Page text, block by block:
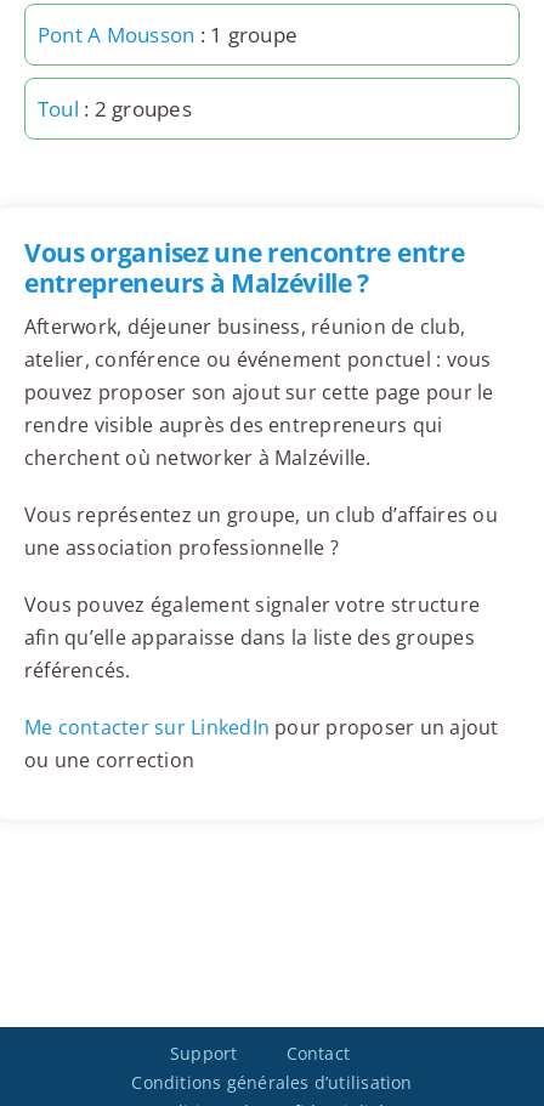
Pont A Mousson : 1 groupe
Toul : 2 groupes
Vous organisez une rencontre entre
entrepreneurs à Malzéville ?
Afterwork, déjeuner business, réunion de club,
atelier, conférence ou événement ponctuel : vous
pouvez proposer son ajout sur cette page pour le
rendre visible auprès des entrepreneurs qui
cherchent où networker à Malzéville.
Vous représentez un groupe, un club d’affaires ou
une association professionnelle ?
Vous pouvez également signaler votre structure
afin qu’elle apparaisse dans la liste des groupes
référencés.
Me contacter sur LinkedIn pour proposer un ajout
ou une correction
Support
Contact
Conditions générales d’utilisation